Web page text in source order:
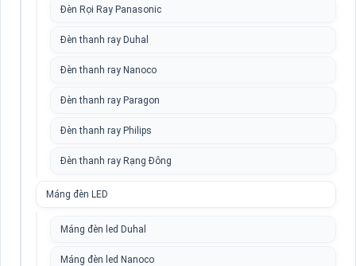
Đèn Rọi Ray Panasonic
Đèn thanh ray Duhal
Đèn thanh ray Nanoco
Đèn thanh ray Paragon
Đèn thanh ray Philips
Đèn thanh ray Rạng Đông
Máng đèn LED
Máng đèn led Duhal
Máng đèn led Nanoco